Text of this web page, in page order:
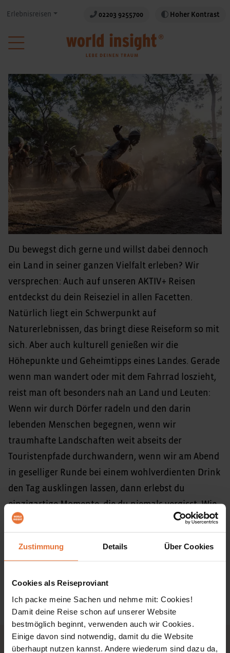
Zustimmung Details Über Cookies
Cookies als Reiseproviant
Ich packe meine Sachen und nehme mit: Cookies!
Damit deine Reise schon auf unserer Website
bestmöglich beginnt, verwenden auch wir Cookies.
Einige davon sind notwendig, damit du die Website
überhaupt nutzen kannst. Andere wiederum sind dazu da,
Erlebnisreisen 02203 9255700 Hoher Kontrast
Du bewegst dich gerne und willst dabei dennoch
ein Land in seiner ganzen Vielfalt erleben? Wir
versprechen: Auch auf unseren AKTIV+ Reisen
entdeckst du dein Reiseziel in allen Facetten.
Natürlich liegt ein Schwerpunkt auf
Naturerlebnissen, das bringt diese Reiseform so mit
sich. Aber auch kulturell genießen wir die
Höhepunkte und Geheimtipps eines Landes. Gerade
wenn man wandert oder mit dem Fahrrad loszieht,
reist man oft besonders nah an Land und Leuten:
Wenn wir durch Dörfer radeln und den darin
lebenden Menschen begegnen, wenn wir
traumhafte Landschaften weit abseits der
Touristenpfade durchwandern, wenn wir am Abend
in geselliger Runde bei einem wohlverdienten Drink
den Tag ausklingen lassen, dann erlebst du
einzigartige Momente, die du niemals vergisst. Wie
bei allen unseren Reisen bleibt auch bei Aktiv+
immer auch Zeit für dich!
Zum Ankommen.
Entdecke auch